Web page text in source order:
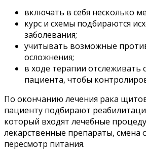
включать в себя несколько
курс и схемы подбираются
заболевания;
учитывать возможные
осложнения;
в ходе терапии отслеживать
пациента, чтобы
По окончанию лечения рака
пациенту подбирают
который входят лечебные
лекарственные препараты, смена
пересмотр питания.